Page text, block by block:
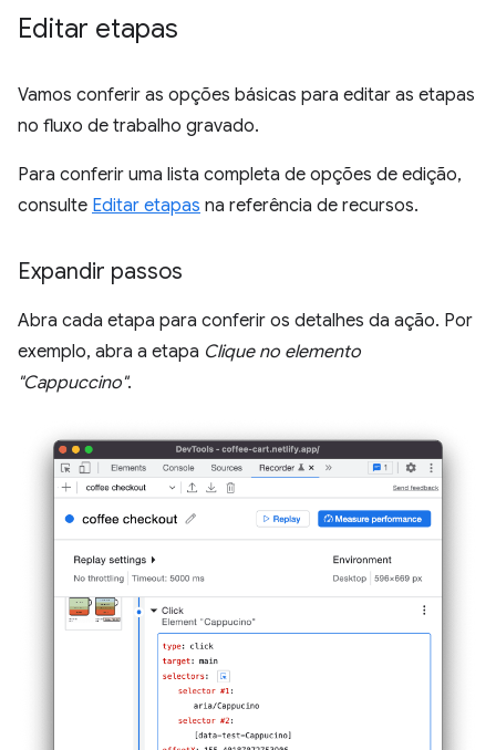
Editar etapas
Vamos conferir as opções básicas para editar as etapas
no fluxo de trabalho gravado.
Para conferir uma lista completa de opções de edição,
consulte Editar etapas na referência de recursos.
Expandir passos
Abra cada etapa para conferir os detalhes da ação. Por
exemplo, abra a etapa Clique no elemento
"Cappuccino".